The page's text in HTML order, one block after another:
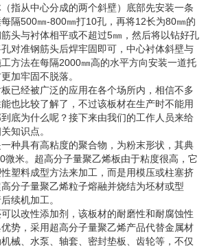
指从中心分成的两个斜壁）底部先安装一条
隔500㎜-800㎜打10孔，再将12长为80㎜的
头与衬体相平或不超过5㎜，然后将以钻好孔
对准钢筋头后焊牢固即可，中心衬体斜壁与
方法在每隔2000㎜高的水平方向安装一道托
加牢固不脱落。
已经被广泛的应用在各个场所内，相信不多
也比较了解了，不过该板材在生产时不能用
底为什么呢？接下来由我们的工作人员来给
知识点。
种具有高粘度的聚合物，为粉末形状，其典
微米。超高分子量聚乙烯板由于粘度很高，它
塑料成型方法来加工，而是用模压或柱塞挤
分子量聚乙烯粒子熔融并烧结为坯材或型
续机加工。
以改性添加剂，该板材的耐磨性和耐腐蚀性
势，采用超高分子量聚乙烯产品代替金属材
械、水泵、轴套、密封垫板、齿轮等，不仅